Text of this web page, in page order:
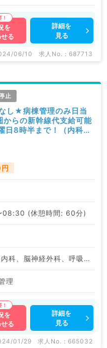
を
る
詳細を
見る
06/10 求人No. : 687713
止
し★病棟管理のみ日当
らの新幹線代支給可能
日8時半まで！（内科
08:30 (休憩時間: 60分)
神経内科、心療内科、脳神経外科、呼吸器外科、心臓血管外科、一般内科、循環器内科、消化器内科、内分泌・代謝内科、腎臓内科、老年内科、外科系全般、一般外科、消化器外科、膠原病科
理
を
る
詳細を
見る
01/29 求人No. : 665032